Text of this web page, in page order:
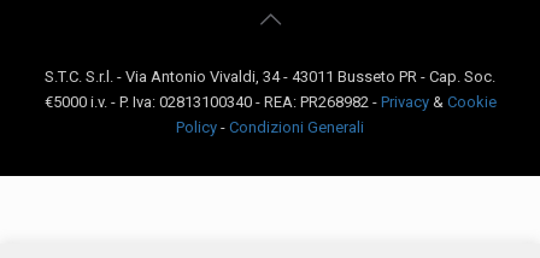
S.T.C. S.r.l. - Via Antonio Vivaldi, 34 - 43011 Busseto PR - Cap. Soc.
€5000 i.v. - P. Iva: 02813100340 - REA: PR268982 - Privacy& Cookie
Policy - Condizioni Generali